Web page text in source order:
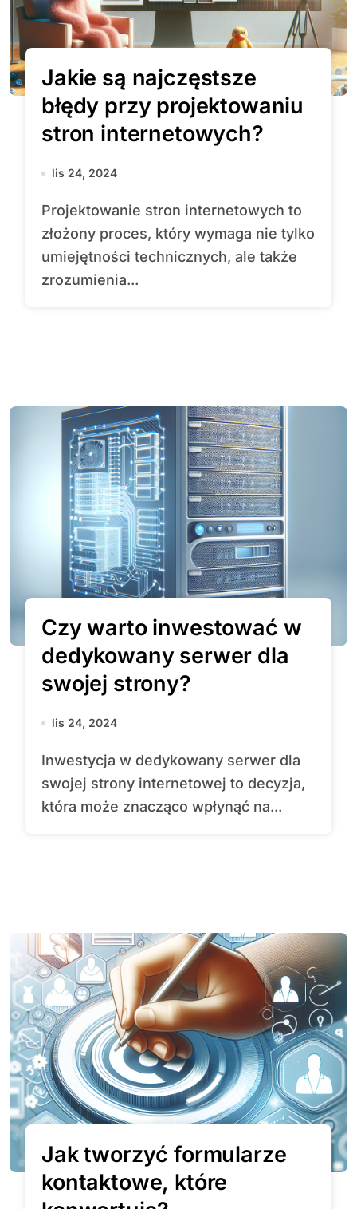
Jakie są najczęstsze
błędy przy projektowaniu
stron internetowych?
lis 24, 2024
Projektowanie stron internetowych to
złożony proces, który wymaga nie tylko
umiejętności technicznych, ale także
zrozumienia...
Czy warto inwestować w
dedykowany serwer dla
swojej strony?
lis 24, 2024
Inwestycja w dedykowany serwer dla
swojej strony internetowej to decyzja,
która może znacząco wpłynąć na...
Jak tworzyć formularze
kontaktowe, które